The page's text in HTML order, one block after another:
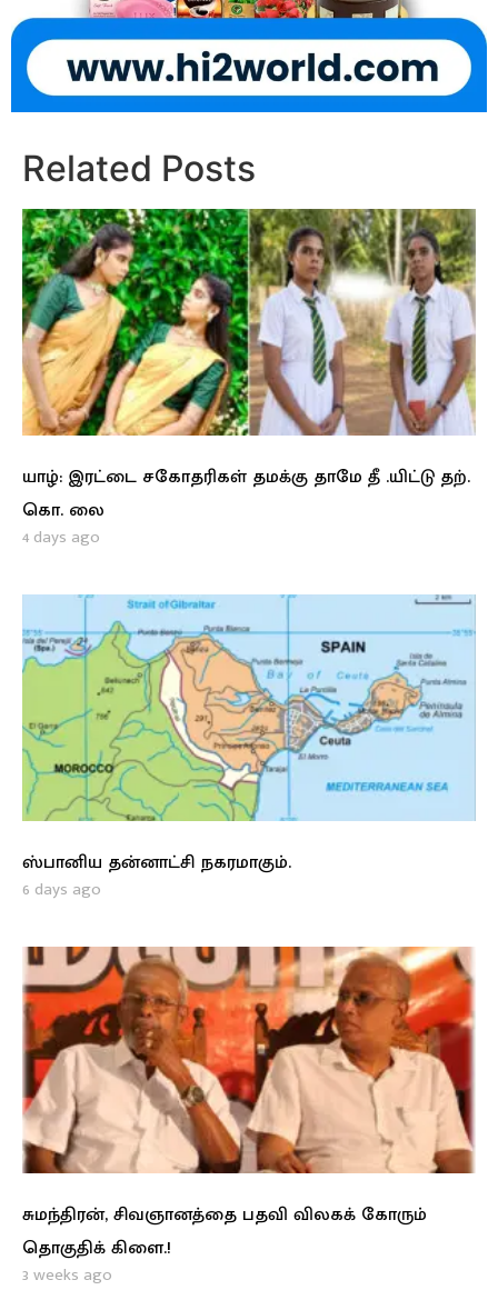
Related Posts
யாழ்: இரட்டை சகோதரிகள் தமக்கு தாமே தீ .யிட்டு தற்.
கொ. லை
4 days ago
ஸ்பானிய தன்னாட்சி நகரமாகும்.
6 days ago
சுமந்திரன், சிவஞானத்தை பதவி விலகக் கோரும்
தொகுதிக் கிளை.!
3 weeks ago